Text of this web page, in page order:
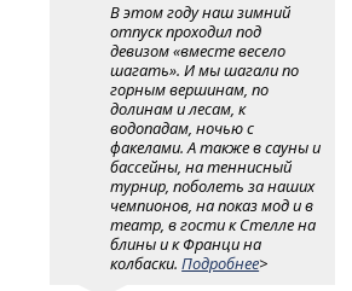
В этом году наш зимний
отпуск проходил под
девизом «вместе весело
шагать». И мы шагали по
горным вершинам, по
долинам и лесам, к
водопадам, ночью с
факелами. А также в сауны и
бассейны, на теннисный
турнир, поболеть за наших
чемпионов, на показ мод и в
театр, в гости к Стелле на
блины и к Франци на
колбаски.Подробнее>